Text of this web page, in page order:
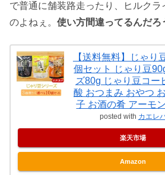
で普通に舗装路走ったり、ヒルク
のよねぇ。 使い方間違ってるんだ
【送料無料】じゃり
個セット じゃり豆
ズ80g じゃり豆コー
酸 おつまみ おやつ
子 お酒の肴 アーモ
posted with カエレ
楽天市場
Amazon